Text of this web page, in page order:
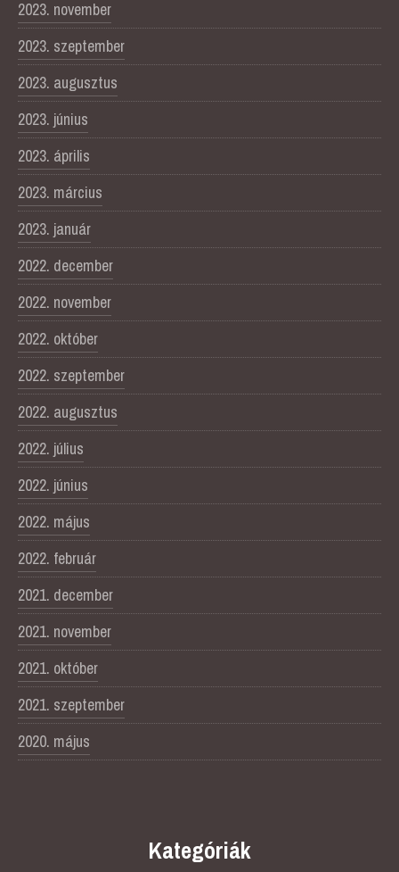
2023. november
2023. szeptember
2023. augusztus
2023. június
2023. április
2023. március
2023. január
2022. december
2022. november
2022. október
2022. szeptember
2022. augusztus
2022. július
2022. június
2022. május
2022. február
2021. december
2021. november
2021. október
2021. szeptember
2020. május
Kategóriák